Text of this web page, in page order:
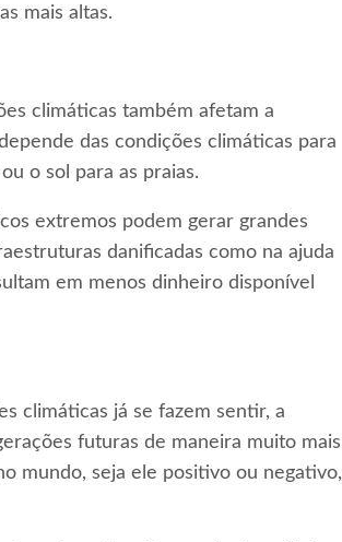
mais altas.
climáticas também afetam a
das condições climáticas para
o sol para as praias.
extremos podem gerar grandes
danificadas como na ajuda
em menos dinheiro disponível
climáticas já se fazem sentir, a
futuras de maneira muito mais
mundo, seja ele positivo ou negativo,